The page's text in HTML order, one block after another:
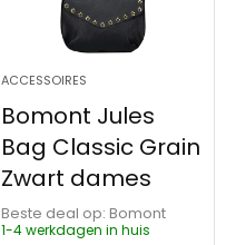
ACCESSOIRES
Bomont Jules
Bag Classic Grain
Zwart dames
Beste deal op:
Bomont
1-4 werkdagen in huis